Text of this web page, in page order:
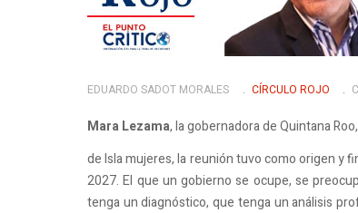
EDUARDO SADOT MORALES CÍRCULO ROJO
Mara Lezama, la gobernadora de Quintana
de Isla mujeres, la reunión tuvo como origen y
2027. El que un gobierno se ocupe, se
tenga un diagnóstico, que tenga un análisis